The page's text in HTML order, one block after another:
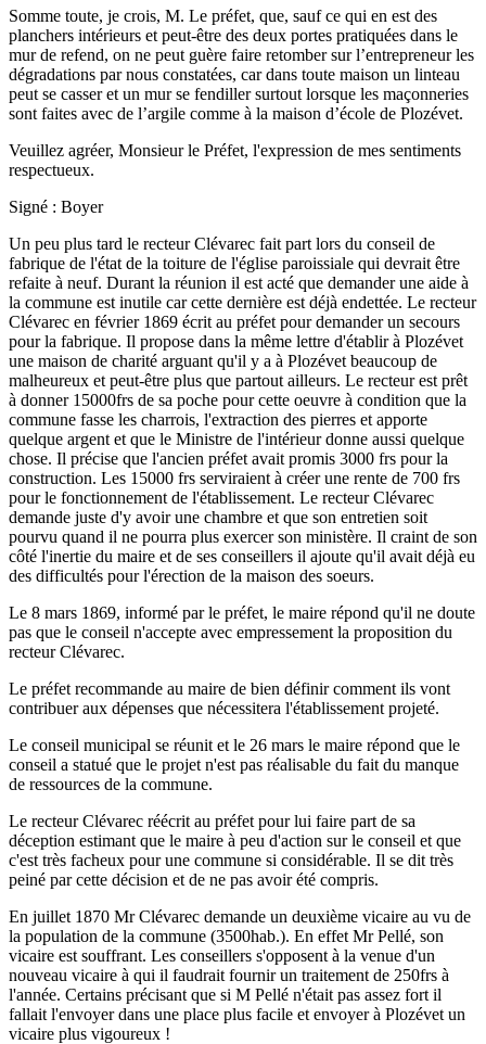
Somme toute, je crois, M. Le préfet, que, sauf ce qui en est des
planchers intérieurs et peut-être des deux portes pratiquées dans le
mur de refend, on ne peut guère faire retomber sur l’entrepreneur les
dégradations par nous constatées, car dans toute maison un linteau
peut se casser et un mur se fendiller surtout lorsque les maçonneries
sont faites avec de l’argile comme à la maison d’école de Plozévet.
Veuillez agréer, Monsieur le Préfet, l'expression de mes sentiments
respectueux.
Signé : Boyer
Un peu plus tard le recteur Clévarec fait part lors du conseil de
fabrique de l'état de la toiture de l'église paroissiale qui devrait être
refaite à neuf. Durant la réunion il est acté que demander une aide à
la commune est inutile car cette dernière est déjà endettée. Le recteur
Clévarec en février 1869 écrit au préfet pour demander un secours
pour la fabrique. Il propose dans la même lettre d'établir à Plozévet
une maison de charité arguant qu'il y a à Plozévet beaucoup de
malheureux et peut-être plus que partout ailleurs. Le recteur est prêt
à donner 15000frs de sa poche pour cette oeuvre à condition que la
commune fasse les charrois, l'extraction des pierres et apporte
quelque argent et que le Ministre de l'intérieur donne aussi quelque
chose. Il précise que l'ancien préfet avait promis 3000 frs pour la
construction. Les 15000 frs serviraient à créer une rente de 700 frs
pour le fonctionnement de l'établissement. Le recteur Clévarec
demande juste d'y avoir une chambre et que son entretien soit
pourvu quand il ne pourra plus exercer son ministère. Il craint de son
côté l'inertie du maire et de ses conseillers il ajoute qu'il avait déjà eu
des difficultés pour l'érection de la maison des soeurs.
Le 8 mars 1869, informé par le préfet, le maire répond qu'il ne doute
pas que le conseil n'accepte avec empressement la proposition du
recteur Clévarec.
Le préfet recommande au maire de bien définir comment ils vont
contribuer aux dépenses que nécessitera l'établissement projeté.
Le conseil municipal se réunit et le 26 mars le maire répond que le
conseil a statué que le projet n'est pas réalisable du fait du manque
de ressources de la commune.
Le recteur Clévarec réécrit au préfet pour lui faire part de sa
déception estimant que le maire à peu d'action sur le conseil et que
c'est très facheux pour une commune si considérable. Il se dit très
peiné par cette décision et de ne pas avoir été compris.
En juillet 1870 Mr Clévarec demande un deuxième vicaire au vu de
la population de la commune (3500hab.). En effet Mr Pellé, son
vicaire est souffrant. Les conseillers s'opposent à la venue d'un
nouveau vicaire à qui il faudrait fournir un traitement de 250frs à
l'année. Certains précisant que si M Pellé n'était pas assez fort il
fallait l'envoyer dans une place plus facile et envoyer à Plozévet un
vicaire plus vigoureux !